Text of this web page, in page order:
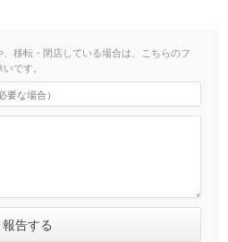
移転・閉店している場合は、こちらのフ
です。